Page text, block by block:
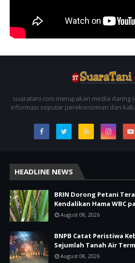
suaratani.com merupakan media daring
informasi seputar perekonomian dan
HEADLINE NEWS
BRIN Dorong Petani
Kendalikan Hama WBC
August 08, 2026
BNPB Catat Peristiwa
Sejumlah Tanah Air
August 08, 2026